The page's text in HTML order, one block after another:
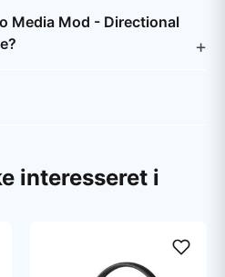
Media Mod - Directional
interesseret i